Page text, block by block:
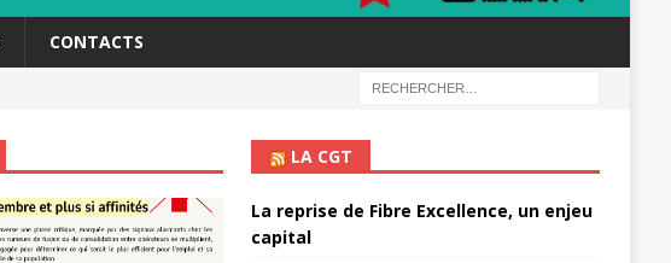
CONTACTS
LA CGT
La reprise de Fibre Excellence, un enjeu
capital